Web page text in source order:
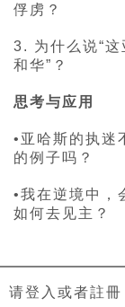
俘虏？
3. 为什么说“
和华”？
思考与应用
•亚哈斯的执迷
的例子吗？
•我在逆境中，
如何去见主？
请登入或者註冊